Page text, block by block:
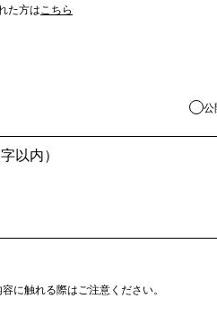
た方は こちら
公
に触れる際はご注意ください。